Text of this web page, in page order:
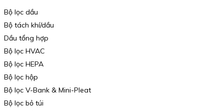
Bộ lọc dầu
Bộ tách khí/dầu
Dầu tổng hợp
Bộ lọc HVAC
Bộ lọc HEPA
Bộ lọc hộp
Bộ lọc V-Bank & Mini-Pleat
Bộ lọc bỏ túi